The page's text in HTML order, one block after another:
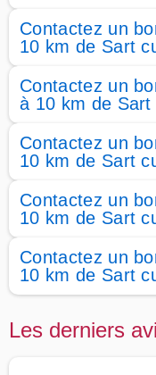
Contactez un
10 km de Sart
Contactez un
à 10 km de Sart
Contactez un
10 km de Sart
Contactez un
10 km de Sart
Contactez un
10 km de Sart
Les derniers